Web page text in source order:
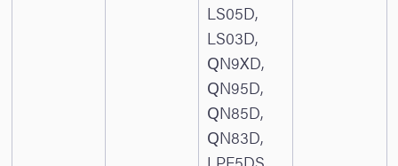
LS05D,
LS03D,
QN9XD,
QN95D,
QN85D,
QN83D,